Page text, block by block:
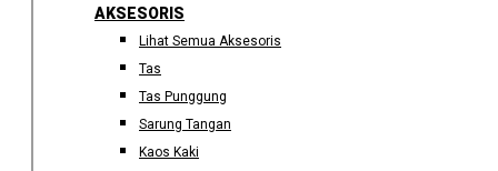
AKSESORIS
Lihat Semua Aksesoris
Tas
Tas Punggung
Sarung Tangan
Kaos Kaki